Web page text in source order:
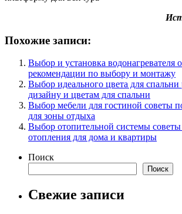
Похожие записи:
Выбор и установка водонагревателя
рекомендации по выбору и монтажу
Выбор идеального цвета для
дизайну и цветам для спальни
Выбор мебели для гостиной советы
для зоны отдыха
Выбор отопительной системы
отопления для дома и квартиры
Поиск
Поиск
Свежие записи